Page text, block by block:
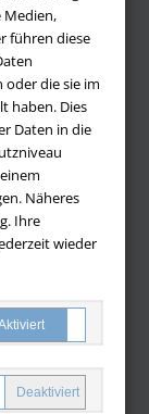
Medien,
führen diese
oder die sie im
haben. Dies
Daten in die
Näheres
Ihre
wieder
gestellte